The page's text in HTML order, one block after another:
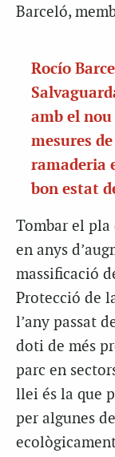
Barceló,
Rocío
amb el
mesures
ramaderia
bon estat
Tombar el pla
en anys
massificació
Protecció de
l’any passat
doti de més
parc en
llei és la que
per algunes